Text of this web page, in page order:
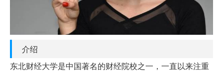
介绍
东北财经大学是中国著名的财经院校之一，一直以来注重